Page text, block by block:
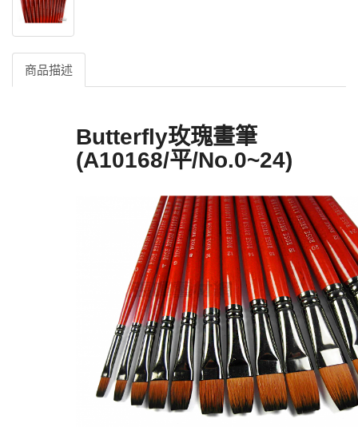
商品描述
Butterfly玫瑰畫筆
(A10168/平/No.0~24)